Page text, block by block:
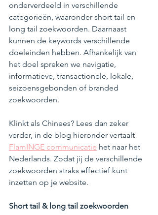
onderverdeeld in verschillende
categorieën, waaronder short tail en
long tail zoekwoorden. Daarnaast
kunnen de keywords verschillende
doeleinden hebben. Afhankelijk van
het doel spreken we navigatie,
informatieve, transactionele, lokale,
seizoensgebonden of branded
zoekwoorden.
Klinkt als Chinees? Lees dan zeker
verder, in de blog hieronder vertaalt
FlamINGE communicatie het naar het
Nederlands. Zodat jij de verschillende
zoekwoorden straks effectief kunt
inzetten op je website.
Short tail & long tail zoekwoorden